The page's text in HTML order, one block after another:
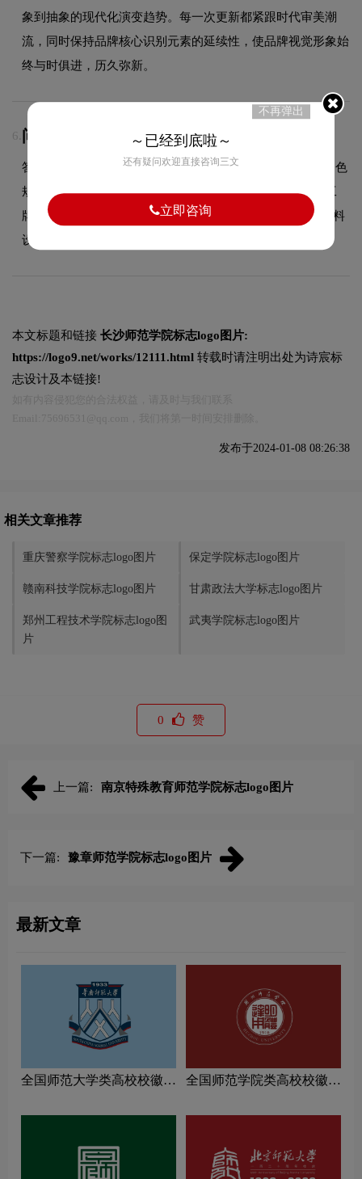
象到抽象的现代化演变趋势。每一次更新都紧跟时代审美潮
流，同时保持品牌核心识别元素的延续性，使品牌视觉形象始
终与时俱进，历久弥新。
6. 问：VI设计包含哪些物料？
答：VI设计包含基础系统（LOGO规范、标准色规范、辅助色
规范、标准字体规范）和应用系统（名片、信封、信纸、工
牌、纸杯、手提袋、PPT模板、员工胸牌等全套企业视觉物料
设计）。
本文标题和链接 长沙师范学院标志logo图片:
https://logo9.net/works/12111.html 转载时请注明出处为诗宸标
志设计及本链接!
发布于2024-01-08 08:26:38
相关文章推荐
重庆警察学院标志logo图片 保定学院标志logo图片
赣南科技学院标志logo图片 甘肃政法大学标志logo图片
郑州工程技术学院标志logo图
片
武夷学院标志logo图片
0 赞
上一篇: 南京特殊教育师范学院标志logo图片
下一篇: 豫章师范学院标志logo图片
最新文章
全国师范大学类高校校徽设
全国师范学院类高校校徽设
不再弹出
～已经到底啦～
还有疑问欢迎直接咨询三文
立即咨询